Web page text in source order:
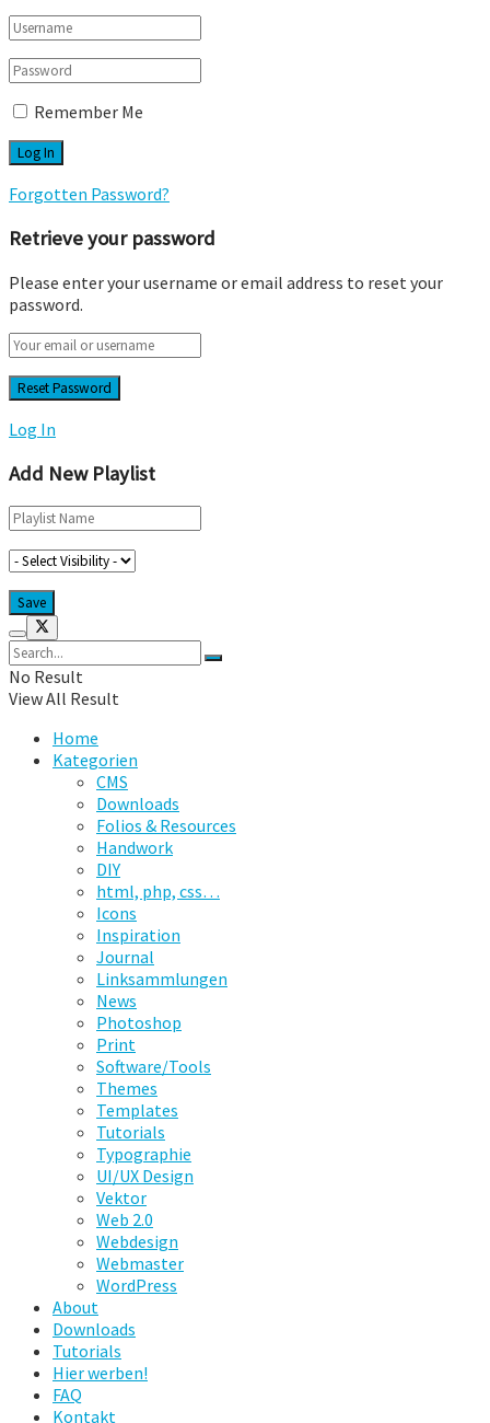
Remember Me
Forgotten Password?
Retrieve your password
Please enter your username or email address to reset your
password.
Log In
Add New Playlist
No Result
View All Result
Home
Kategorien
CMS
Downloads
Folios & Resources
Handwork
DIY
html, php, css…
Icons
Inspiration
Journal
Linksammlungen
News
Photoshop
Print
Software/Tools
Themes
Templates
Tutorials
Typographie
UI/UX Design
Vektor
Web 2.0
Webdesign
Webmaster
WordPress
About
Downloads
Tutorials
Hier werben!
FAQ
Kontakt